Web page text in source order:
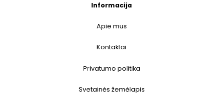
Informacija
Apie mus
Kontaktai
Privatumo politika
Svetainės žemėlapis